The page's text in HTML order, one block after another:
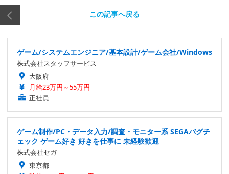
この記事へ戻る
ゲーム/システムエンジニア/基本設計/ゲーム会社/Windows
株式会社スタッフサービス
大阪府
月給23万円～55万円
正社員
ゲーム制作/PC・データ入力/調査・モニター系 SEGAバグチ
ェック ゲーム好き 好きを仕事に 未経験歓迎
株式会社セガ
東京都